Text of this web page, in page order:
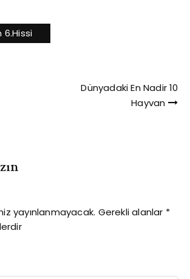
ilginç
6.hissi
Dünyadaki En Nadir 10
Hayvan
yayınlanmayacak. Gerekli alanlar *